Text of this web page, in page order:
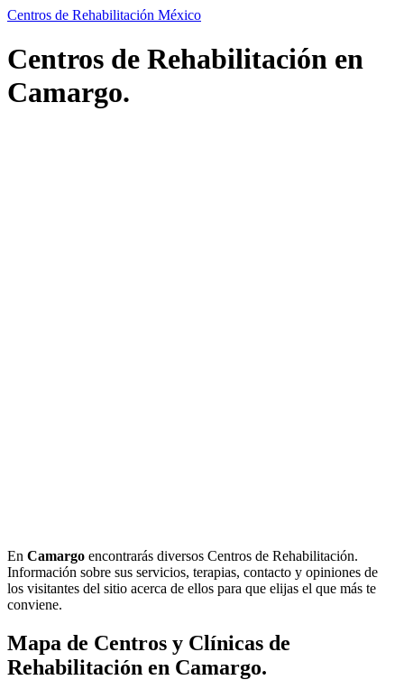
Centros de Rehabilitación México
Centros de Rehabilitación en
Camargo.
En Camargo encontrarás diversos Centros de Rehabilitación.
Información sobre sus servicios, terapias, contacto y opiniones de
los visitantes del sitio acerca de ellos para que elijas el que más te
conviene.
Mapa de Centros y Clínicas de
Rehabilitación en Camargo.